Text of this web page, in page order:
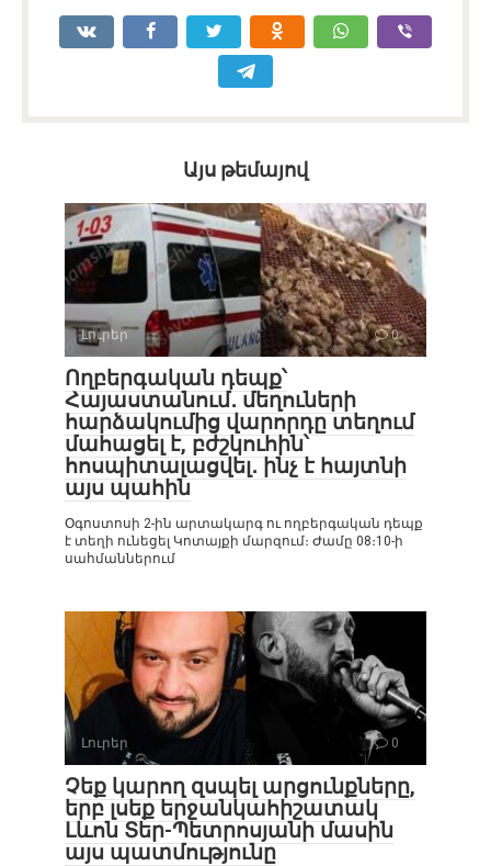
Այս թեմայով
Լուրեր 0
Ողբերգական դեպք՝
Հայաստանում․ մեղուների
հարձակումից վարորդը տեղում
մահացել է, բժշկուհին՝
հոսպիտալացվել․ ինչ է հայտնի
այս պահին
Օգոստոսի 2-ին արտակարգ ու ողբերգական դեպք
է տեղի ունեցել Կոտայքի մարզում։ Ժամը 08։10-ի
սահմաններում
Լուրեր 0
Չեք կարող զսպել արցունքները,
երբ լսեք երջանկահիշատակ
Լևոն Տեր-Պետրոսյանի մասին
այս պատմությունը